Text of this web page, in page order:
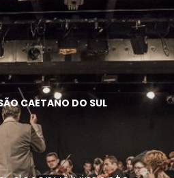
CAETANO DO SUL